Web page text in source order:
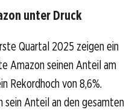
unter Druck
Quartal 2025 zeigen ein
Amazon seinen Anteil am
Rekordhoch von 8,6%.
Anteil an den gesamten